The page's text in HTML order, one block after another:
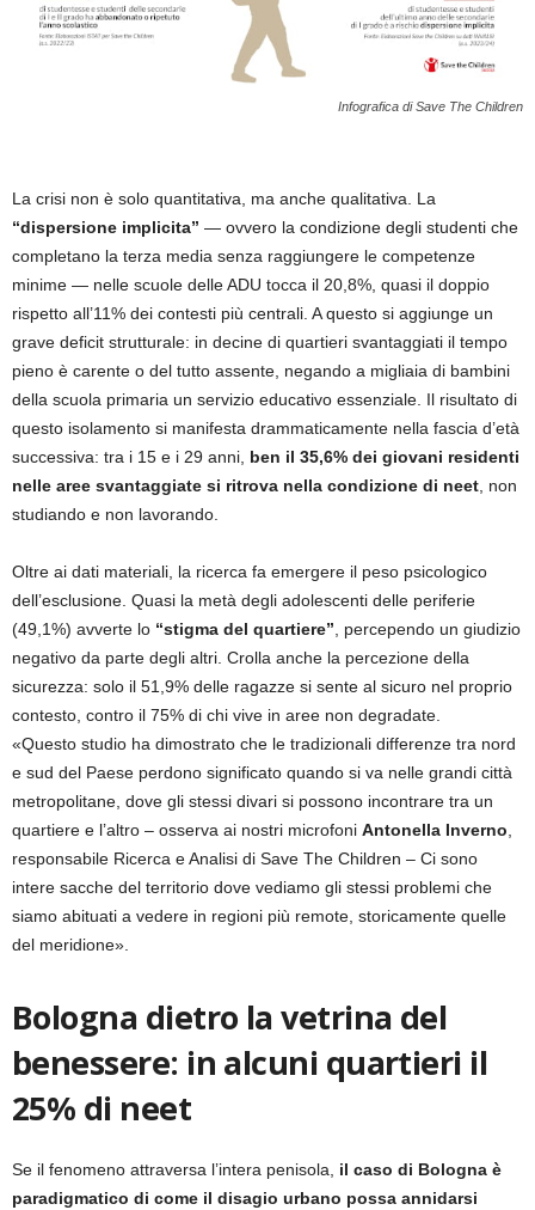
Infografica di Save The Children
La crisi non è solo quantitativa, ma anche qualitativa. La
“dispersione implicita” — ovvero la condizione degli studenti che
completano la terza media senza raggiungere le competenze
minime — nelle scuole delle ADU tocca il 20,8%, quasi il doppio
rispetto all’11% dei contesti più centrali. A questo si aggiunge un
grave deficit strutturale: in decine di quartieri svantaggiati il tempo
pieno è carente o del tutto assente, negando a migliaia di bambini
della scuola primaria un servizio educativo essenziale. Il risultato di
questo isolamento si manifesta drammaticamente nella fascia d’età
successiva: tra i 15 e i 29 anni, ben il 35,6% dei giovani residenti
nelle aree svantaggiate si ritrova nella condizione di neet, non
studiando e non lavorando.
Oltre ai dati materiali, la ricerca fa emergere il peso psicologico
dell’esclusione. Quasi la metà degli adolescenti delle periferie
(49,1%) avverte lo “stigma del quartiere”, percependo un giudizio
negativo da parte degli altri. Crolla anche la percezione della
sicurezza: solo il 51,9% delle ragazze si sente al sicuro nel proprio
contesto, contro il 75% di chi vive in aree non degradate.
«Questo studio ha dimostrato che le tradizionali differenze tra nord
e sud del Paese perdono significato quando si va nelle grandi città
metropolitane, dove gli stessi divari si possono incontrare tra un
quartiere e l’altro – osserva ai nostri microfoni Antonella Inverno,
responsabile Ricerca e Analisi di Save The Children – Ci sono
intere sacche del territorio dove vediamo gli stessi problemi che
siamo abituati a vedere in regioni più remote, storicamente quelle
del meridione».
Bologna dietro la vetrina del
benessere: in alcuni quartieri il
25% di neet
Se il fenomeno attraversa l’intera penisola, il caso di Bologna è
paradigmatico di come il disagio urbano possa annidarsi